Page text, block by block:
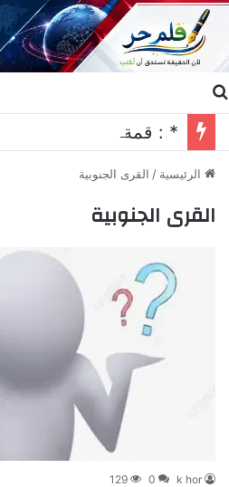
الرئيسية / القرى الجنوبية
القرى الجنوبية
k hor
0
129